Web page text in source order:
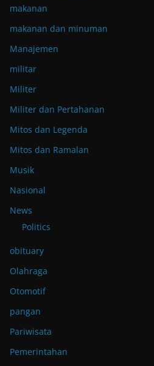
makanan
makanan dan minuman
Manajemen
militar
Militer
Militer dan Pertahanan
Mitos dan Legenda
Mitos dan Ramalan
Musik
Nasional
News
Politics
obituary
Olahraga
Otomotif
pangan
Pariwisata
Pemerintahan